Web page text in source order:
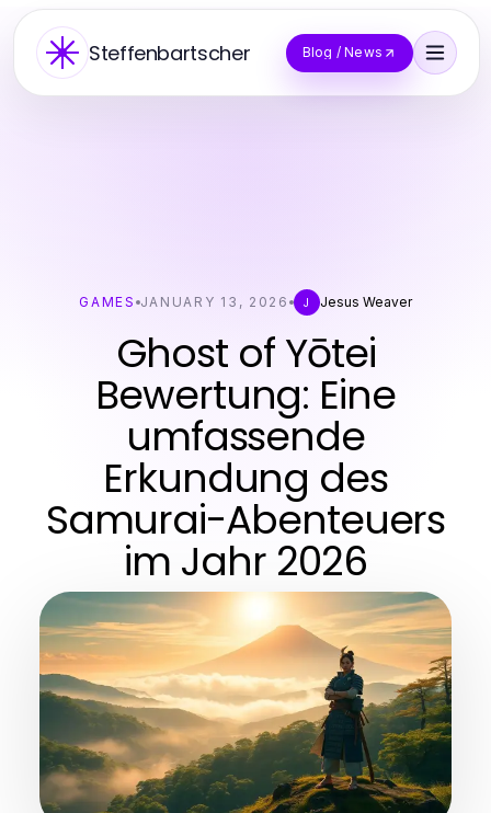
Steffenbartscher Blog / News
GAMES JANUARY 13, 2026 J Jesus Weaver
Ghost of Yōtei
Bewertung: Eine
umfassende
Erkundung des
Samurai-Abenteuers
im Jahr 2026